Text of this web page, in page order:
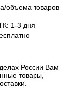
объема товаров
1-3 дня.
России Вам
товары,